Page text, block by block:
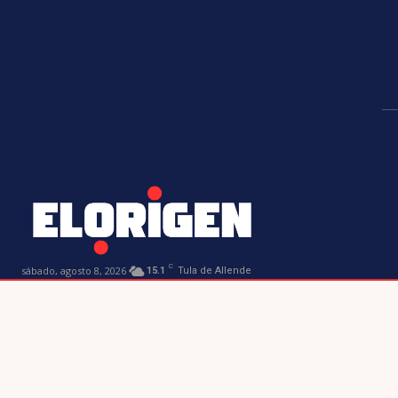
sábado, agosto 8, 2026 15.1 C Tula de Allende